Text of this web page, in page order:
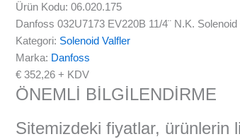
Ürün Kodu: 06.020.175
Danfoss 032U7173 EV220B 11/4¨ N.K.
Kategori: Solenoid Valfler
Marka: Danfoss
€ 352,26 + KDV
ÖNEMLİ BİLGİLENDİRME
Sitemizdeki fiyatlar, ürünlerin